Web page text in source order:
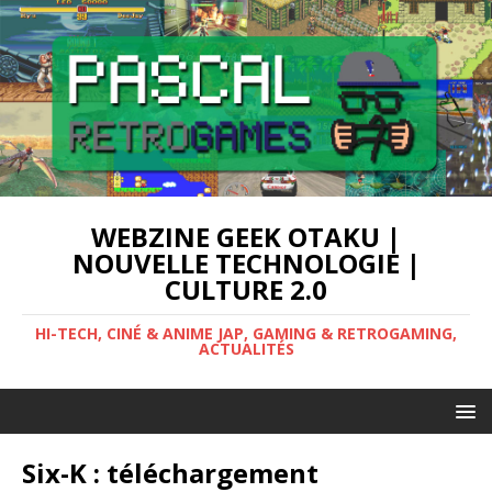
WEBZINE GEEK OTAKU |
NOUVELLE TECHNOLOGIE |
CULTURE 2.0
HI-TECH, CINÉ & ANIME JAP, GAMING & RETROGAMING,
ACTUALITÉS
Six-K : téléchargement